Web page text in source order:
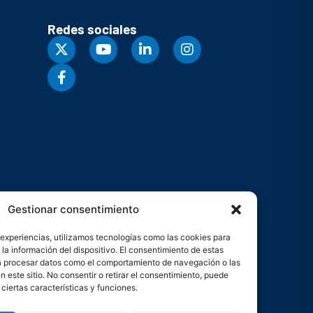
Gestionar consentimiento
utilizamos tecnologías como las cookies para
información del dispositivo. El consentimiento de estas
datos como el comportamiento de navegación o las
este sitio. No consentir o retirar el consentimiento, puede
características y funciones.
Redes sociales